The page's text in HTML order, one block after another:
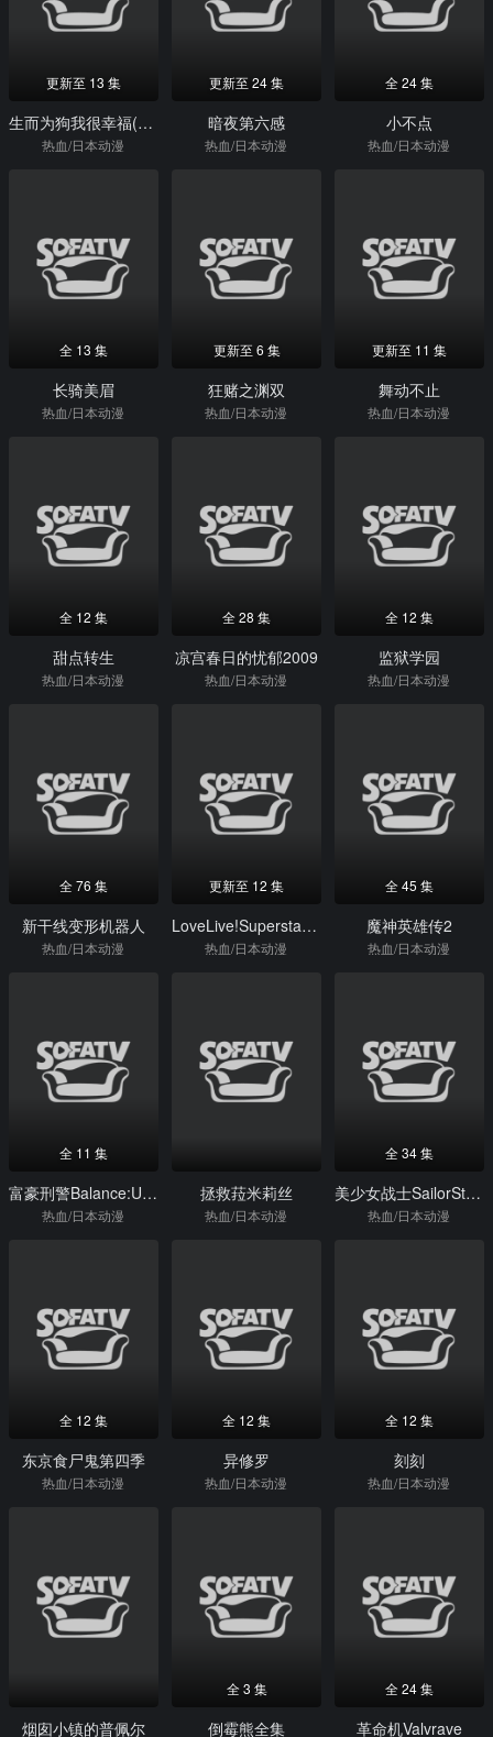
更新至 13 集
生而为狗我很幸福(无修版)
热血/日本动漫
更新至 24 集
暗夜第六感
热血/日本动漫
全 24 集
小不点
热血/日本动漫
全 13 集
长骑美眉
热血/日本动漫
更新至 6 集
狂赌之渊双
热血/日本动漫
更新至 11 集
舞动不止
热血/日本动漫
全 12 集
甜点转生
热血/日本动漫
全 28 集
凉宫春日的忧郁2009
热血/日本动漫
全 12 集
监狱学园
热血/日本动漫
全 76 集
新干线变形机器人
热血/日本动漫
更新至 12 集
LoveLive!Superstar!!第二季
热血/日本动漫
全 45 集
魔神英雄传2
热血/日本动漫
全 11 集
富豪刑警Balance:UNLIMITED
热血/日本动漫
拯救菈米莉丝
热血/日本动漫
全 34 集
美少女战士SailorStars
热血/日本动漫
全 12 集
东京食尸鬼第四季
热血/日本动漫
全 12 集
异修罗
热血/日本动漫
全 12 集
刻刻
热血/日本动漫
烟囱小镇的普佩尔
全 3 集
倒霉熊全集
全 24 集
革命机Valvrave